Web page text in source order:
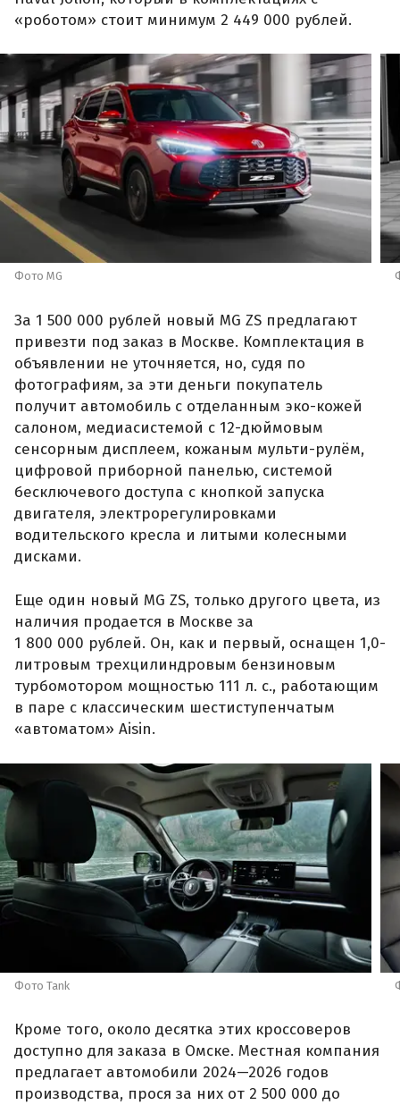
«роботом» стоит минимум 2 449 000 рублей.
Фото MG
За 1 500 000 рублей новый MG ZS предлагают
привезти под заказ в Москве. Комплектация в
объявлении не уточняется, но, судя по
фотографиям, за эти деньги покупатель
получит автомобиль с отделанным эко-кожей
салоном, медиасистемой с 12-дюймовым
сенсорным дисплеем, кожаным мульти-рулём,
цифровой приборной панелью, системой
бесключевого доступа с кнопкой запуска
двигателя, электрорегулировками
водительского кресла и литыми колесными
дисками.
Еще один новый MG ZS, только другого цвета, из
наличия продается в Москве за
1 800 000 рублей. Он, как и первый, оснащен 1,0-
литровым трехцилиндровым бензиновым
турбомотором мощностью 111 л. с., работающим
в паре с классическим шестиступенчатым
«автоматом» Aisin.
Фото Tank
Кроме того, около десятка этих кроссоверов
доступно для заказа в Омске. Местная компания
предлагает автомобили 2024—2026 годов
производства, прося за них от 2 500 000 до